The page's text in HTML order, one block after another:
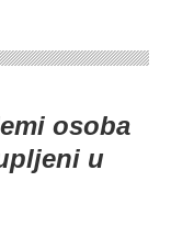
osoba
u